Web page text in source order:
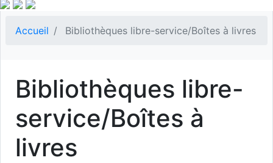
Accueil Bibliothèques libre-service/Boîtes à livres
Bibliothèques libre-
service/Boîtes à
livres